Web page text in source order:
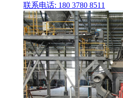
联系电话: 180 3780 8511